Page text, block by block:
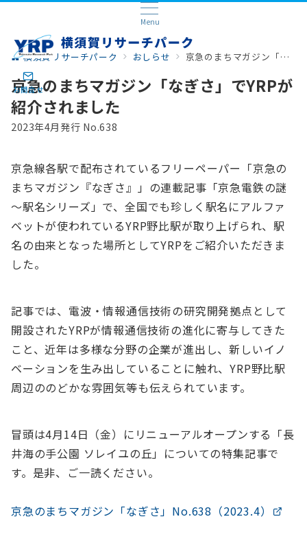
Menu
お問合せ
横須賀リサーチパーク おしらせ 京急のまちマガジン「なぎさ」でYRPが紹介されました
京急のまちマガジン「なぎさ」でYRPが
紹介されました
2023年4月発行 No.638
京急線各駅で配布されているフリーペーパー「京急の
まちマガジン『なぎさ』」の連載記事「京急電鉄の謎
～駅名シリーズ」で、全国でも珍しく駅名にアルファ
ベットが使われているYRP野比駅が取り上げられ、駅
名の由来となった場所としてYRPをご紹介いただきま
した。
記事では、電波・情報通信技術の研究開発拠点として
開設されたYRPが情報通信技術の進化に寄与してきた
こと、近年は多様な分野の企業が進出し、新しいイノ
ベーションを生み出していることに触れ、YRP野比駅
周辺ののどかな雰囲気等も伝えられています。
冒頭は4月14日（金）にリニューアルオープンする「長
井海の手公園 ソレイユの丘」についての特集記事で
す。是非、ご一読ください。
京急のまちマガジン「なぎさ」No.638（2023.4）